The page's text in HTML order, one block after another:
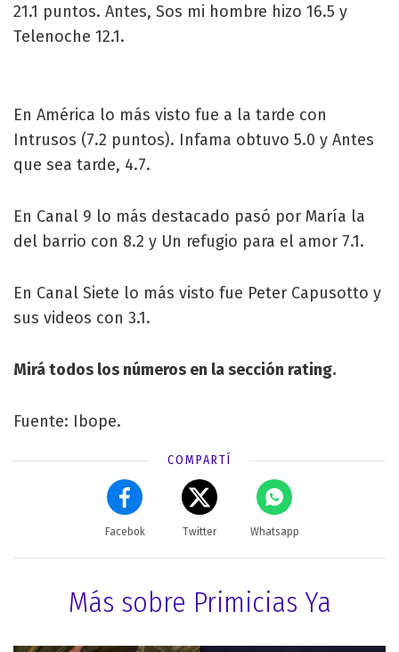
21.1 puntos. Antes, Sos mi hombre hizo 16.5 y
Telenoche 12.1.
En América lo más visto fue a la tarde con
Intrusos (7.2 puntos). Infama obtuvo 5.0 y Antes
que sea tarde, 4.7.
En Canal 9 lo más destacado pasó por María la
del barrio con 8.2 y Un refugio para el amor 7.1.
En Canal Siete lo más visto fue Peter Capusotto y
sus videos con 3.1.
Mirá todos los números en la sección rating.
Fuente: Ibope.
COMPARTÍ
Facebok Twitter Whatsapp
Más sobre Primicias Ya